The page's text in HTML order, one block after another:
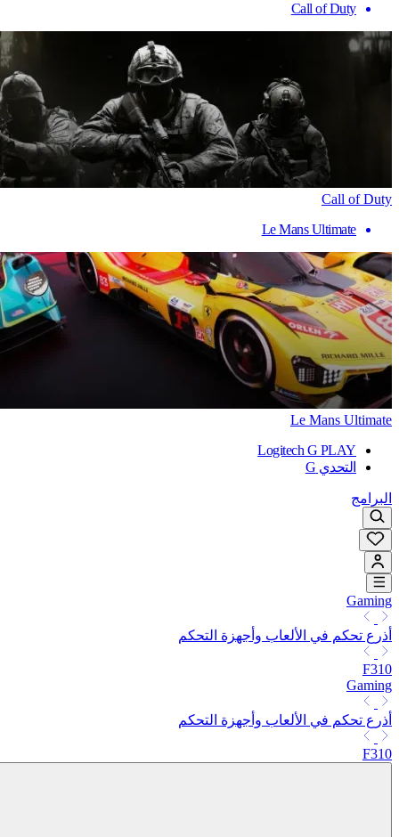
Call of Duty
Call of Duty
Le Mans Ultimate
Le Mans Ultimate
Logitech G PLAY
التحدي G
البرامج
Gaming
أذرع تحكم في الألعاب وأجهزة التحكم
F310
Gaming
أذرع تحكم في الألعاب وأجهزة التحكم
F310